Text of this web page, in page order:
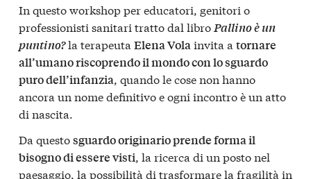
In questo workshop per educatori, genitori o
professionisti sanitari tratto dal libroPallino è un
puntino?la terapeuta Elena Volainvita a tornare
all’umano riscoprendo il mondo con lo sguardo
puro dell’infanzia, quando le cose non hanno
ancora un nome definitivo e ogni incontro è un atto
di nascita.
Da questosguardo originario prende forma il
bisogno di essere visti, la ricerca di un posto nel
paesaggio, la possibilità di trasformare la fragilità in